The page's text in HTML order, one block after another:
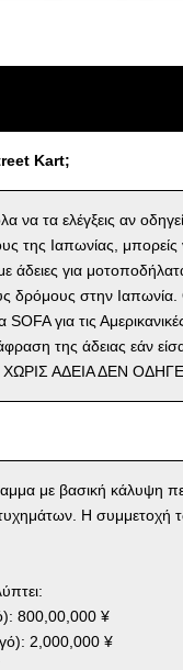
Kart;
να τα ελέγξεις αν
της Ιαπωνίας,
άδειες για
δρόμους στην Ιαπωνία.
για τις
της άδειας εάν
ΧΩΡΙΣ ΑΔΕΙΑ ΔΕΝ
με βασική κάλυψη
Η
800,00,000 ¥
2,000,000 ¥